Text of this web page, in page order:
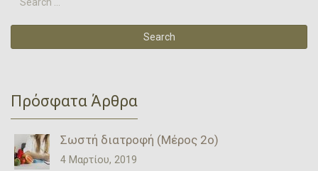
Πρόσφατα Άρθρα
Σωστή διατροφή (Μέρος 2ο)
4 Μαρτίου, 2019